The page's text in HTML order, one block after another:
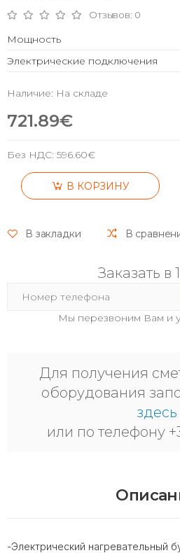
Отзывов: 0
Мощность
Электрические подключения
Наличие: На складе
721.89€
Без НДС: 596.60€
В КОРЗИНУ
В закладки В
Заказать в
Мы перезвоним Вам и
Для получения
оборудования
здесь
или по телефону
-Электрический нагревательный